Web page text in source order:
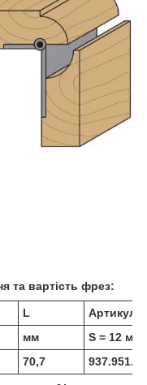
та вартість фрез:
L
Артикул
мм
S = 12 мм
70,7 937.951.11